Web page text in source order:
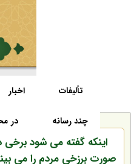
زندگی اخبار
در محضر استاد
گفته می شود برخی دارای
مردم را می بینند که به